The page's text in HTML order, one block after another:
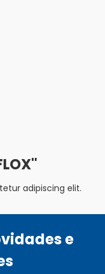
adipiscing elit.
e